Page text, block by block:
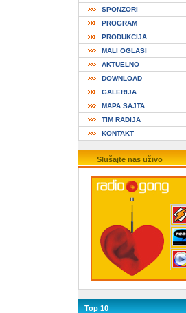
SPONZORI
PROGRAM
PRODUKCIJA
MALI OGLASI
AKTUELNO
DOWNLOAD
GALERIJA
MAPA SAJTA
TIM RADIJA
KONTAKT
Slušajte nas uživo
Top 10